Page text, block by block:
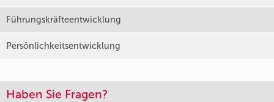
Führungskräfteentwicklung
Persönlichkeitsentwicklung
Haben Sie Fragen?